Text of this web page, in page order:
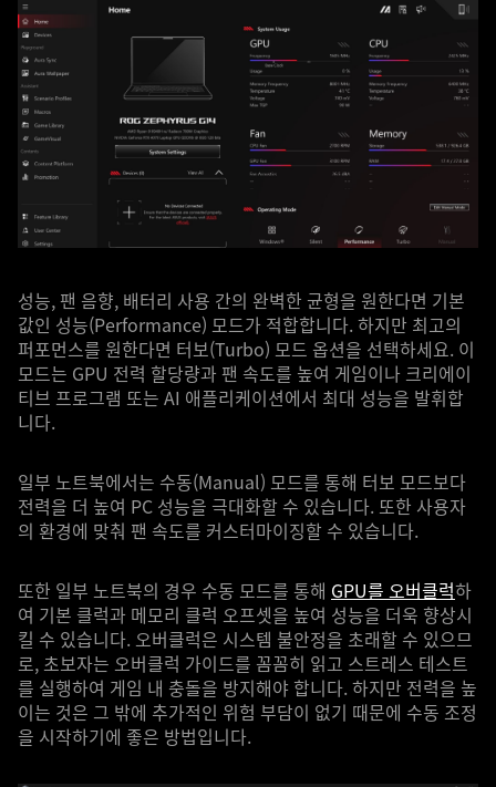
성능, 팬 음향, 배터리 사용 간의 완벽한 균형을 원한다면 기본
값인 성능(Performance) 모드가 적합합니다. 하지만 최고의
퍼포먼스를 원한다면 터보(Turbo) 모드 옵션을 선택하세요. 이
모드는 GPU 전력 할당량과 팬 속도를 높여 게임이나 크리에이
티브 프로그램 또는 AI 애플리케이션에서 최대 성능을 발휘합
니다.
일부 노트북에서는 수동(Manual) 모드를 통해 터보 모드보다
전력을 더 높여 PC 성능을 극대화할 수 있습니다. 또한 사용자
의 환경에 맞춰 팬 속도를 커스터마이징할 수 있습니다.
또한 일부 노트북의 경우 수동 모드를 통해 GPU를 오버클럭하
여 기본 클럭과 메모리 클럭 오프셋을 높여 성능을 더욱 향상시
킬 수 있습니다. 오버클럭은 시스템 불안정을 초래할 수 있으므
로, 초보자는 오버클럭 가이드를 꼼꼼히 읽고 스트레스 테스트
를 실행하여 게임 내 충돌을 방지해야 합니다. 하지만 전력을 높
이는 것은 그 밖에 추가적인 위험 부담이 없기 때문에 수동 조정
을 시작하기에 좋은 방법입니다.